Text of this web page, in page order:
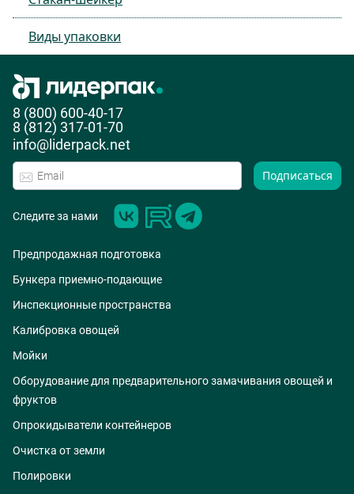
Виды упаковки
8 (800) 600-40-17
8 (812) 317-01-70
info@liderpack.net
Подписаться
Следите за нами
Предпродажная подготовка
Бункера приемно-подающие
Инспекционные пространства
Калибровка овощей
Мойки
Оборудование для предварительного замачивания овощей и
фруктов
Опрокидыватели контейнеров
Очистка от земли
Полировки